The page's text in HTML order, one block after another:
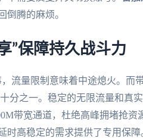
倒腾的麻烦。
”保障持久战斗力
流量限制意味着中途熄火。而
分之一。稳定的无限流量和真
带宽通道，杜绝高峰拥堵抢
时高稳定的需求提供了专用保障